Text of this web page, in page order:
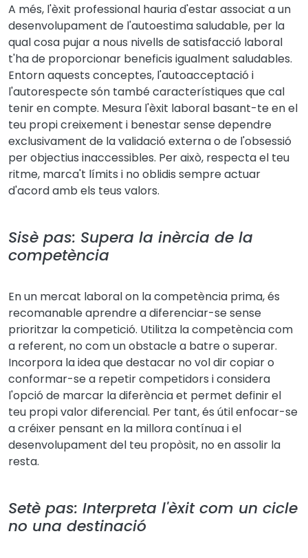
A més, l'èxit professional hauria d'estar associat a un
desenvolupament de l'autoestima saludable, per la
qual cosa pujar a nous nivells de satisfacció laboral
t'ha de proporcionar beneficis igualment saludables.
Entorn aquests conceptes, l'autoacceptació i
l'autorespecte són també característiques que cal
tenir en compte. Mesura l'èxit laboral basant-te en el
teu propi creixement i benestar sense dependre
exclusivament de la validació externa o de l'obsessió
per objectius inaccessibles. Per això, respecta el teu
ritme, marca't límits i no oblidis sempre actuar
d'acord amb els teus valors.
Sisè pas: Supera la inèrcia de la
competència
En un mercat laboral on la competència prima, és
recomanable aprendre a diferenciar-se sense
prioritzar la competició. Utilitza la competència com
a referent, no com un obstacle a batre o superar.
Incorpora la idea que destacar no vol dir copiar o
conformar-se a repetir competidors i considera
l'opció de marcar la diferència et permet definir el
teu propi valor diferencial. Per tant, és útil enfocar-se
a créixer pensant en la millora contínua i el
desenvolupament del teu propòsit, no en assolir la
resta.
Setè pas: Interpreta l'èxit com un cicle
no una destinació